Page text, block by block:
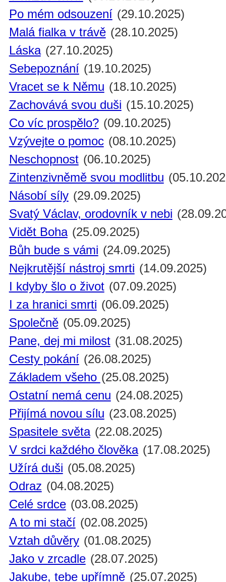
Po mém odsouzení (29.10.2025)
Malá fialka v trávě (28.10.2025)
Láska (27.10.2025)
Sebepoznání (19.10.2025)
Vracet se k Němu (18.10.2025)
Zachovává svou duši (15.10.2025)
Co víc prospělo? (09.10.2025)
Vzývejte o pomoc (08.10.2025)
Neschopnost (06.10.2025)
Zintenzivněmě svou modlitbu
Násobí síly (29.09.2025)
Svatý Václav, orodovník v nebi
Vidět Boha (25.09.2025)
Bůh bude s vámi (24.09.2025)
Nejkrutější nástroj smrti (14.09.2025)
I kdyby šlo o život (07.09.2025)
I za hranici smrti (06.09.2025)
Společně (05.09.2025)
Pane, dej mi milost (31.08.2025)
Cesty pokání (26.08.2025)
Základem všeho (25.08.2025)
Ostatní nemá cenu (24.08.2025)
Přijímá novou sílu (23.08.2025)
Spasitele světa (22.08.2025)
V srdci každého člověka (17.08.2025)
Užírá duši (05.08.2025)
Odraz (04.08.2025)
Celé srdce (03.08.2025)
A to mi stačí (02.08.2025)
Vztah důvěry (01.08.2025)
Jako v zrcadle (28.07.2025)
Jakube, tebe upřímně (25.07.2025)